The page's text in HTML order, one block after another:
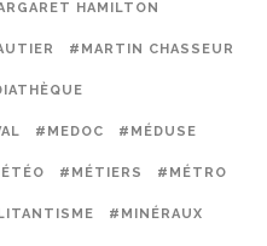
HAMILTON
#MARTIN CHASSEUR
#MEDOC #MÉDUSE
#MÉTIERS #MÉTRO
#MINÉRAUX